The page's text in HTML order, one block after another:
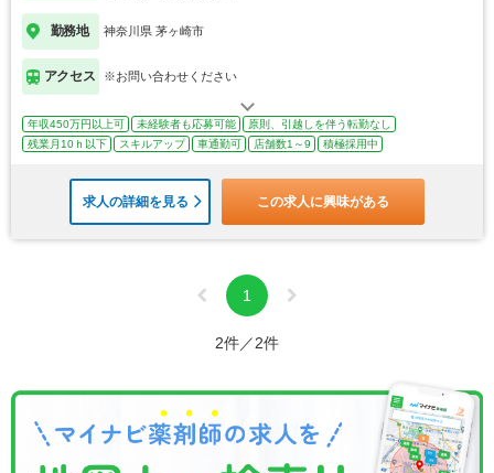
勤務地 神奈川県 茅ヶ崎市
アクセス ※お問い合わせください
年収450万円以上可 未経験者も応募可能
原則、引越しを伴う転勤なし
残業月10ｈ以下
スキルアップ 車通勤可 店舗数1～9 積極採用中
求人の詳細を見る この求人に興味がある
1
2件／2件